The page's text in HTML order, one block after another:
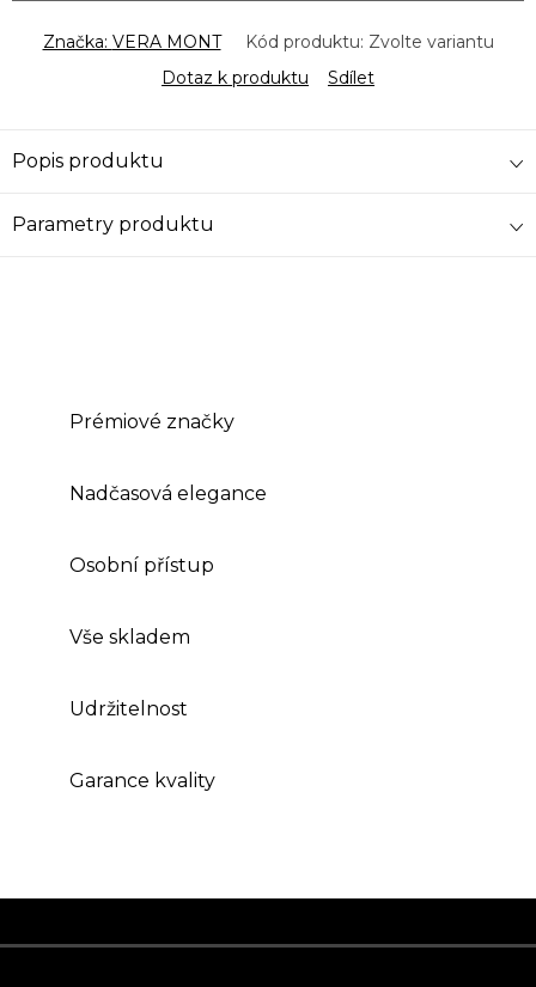
Značka: VERA MONT Kód produktu: Zvolte variantu
Dotaz k produktu
Sdílet
Popis produktu
Parametry produktu
Prémiové značky
Nadčasová elegance
Osobní přístup
Vše skladem
Udržitelnost
Garance kvality
á